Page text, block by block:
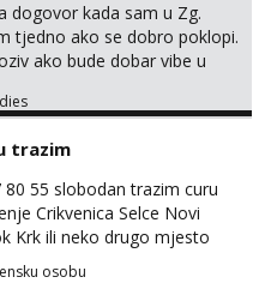
dogovor kada sam u Zg.
tjedno ako se dobro poklopi.
ako bude dobar vibe u
su duga kosa, do
mogu biti zbog dobre
komunikacije. Tg:
trazim
80 55 slobodan trazim curu
Crikvenica Selce Novi
Krk ili neko drugo mjesto
osobu